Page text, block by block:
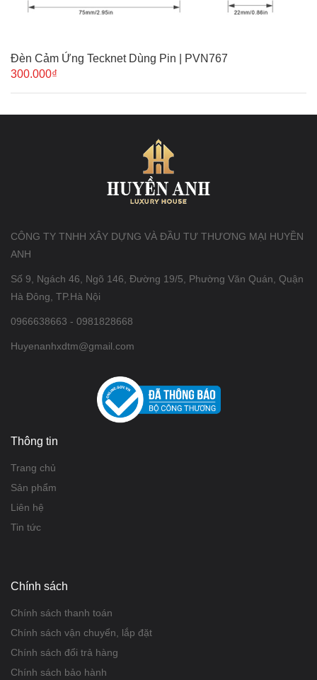
Đèn Cảm Ứng Tecknet Dùng Pin | PVN767
300.000₫
CÔNG TY TNHH XÂY DỰNG VÀ ĐẦU TƯ THƯƠNG MẠI HUYỀN
ANH
Số 9, Ngách 46, Ngõ 146, Đường 19/5, Phường Văn Quán, Quận
Hà Đông, TP.Hà Nội
0966638663 - 0981828668
Huyenanhxdtm@gmail.com
Thông tin
Trang chủ
Sản phẩm
Liên hệ
Tin tức
Chính sách
Chính sách thanh toán
Chính sách vận chuyển, lắp đặt
Chính sách đổi trả hàng
Chính sách bảo hành